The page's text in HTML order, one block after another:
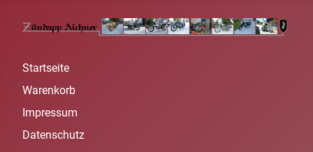
Startseite
Warenkorb
Impressum
Datenschutz